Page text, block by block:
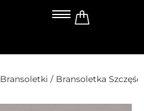
Bransoletki / Bransoletka